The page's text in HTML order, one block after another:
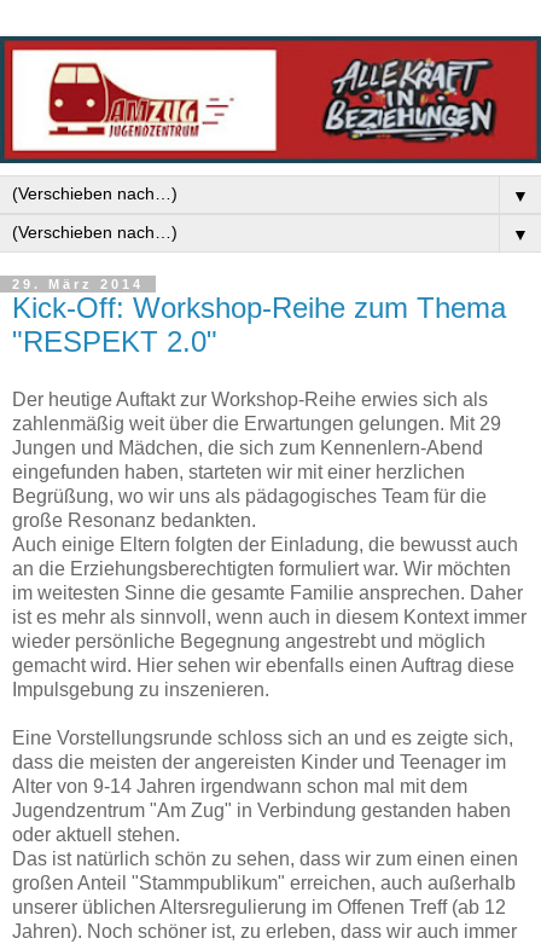
▼
▼
29. März 2014
Kick-Off: Workshop-Reihe zum Thema
"RESPEKT 2.0"
Der heutige Auftakt zur Workshop-Reihe erwies sich als
zahlenmäßig weit über die Erwartungen gelungen. Mit 29
Jungen und Mädchen, die sich zum Kennenlern-Abend
eingefunden haben, starteten wir mit einer herzlichen
Begrüßung, wo wir uns als pädagogisches Team für die
große Resonanz bedankten.
Auch einige Eltern folgten der Einladung, die bewusst auch
an die Erziehungsberechtigten formuliert war. Wir möchten
im weitesten Sinne die gesamte Familie ansprechen. Daher
ist es mehr als sinnvoll, wenn auch in diesem Kontext immer
wieder persönliche Begegnung angestrebt und möglich
gemacht wird. Hier sehen wir ebenfalls einen Auftrag diese
Impulsgebung zu inszenieren.
Eine Vorstellungsrunde schloss sich an und es zeigte sich,
dass die meisten der angereisten Kinder und Teenager im
Alter von 9-14 Jahren irgendwann schon mal mit dem
Jugendzentrum "Am Zug" in Verbindung gestanden haben
oder aktuell stehen.
Das ist natürlich schön zu sehen, dass wir zum einen einen
großen Anteil "Stammpublikum" erreichen, auch außerhalb
unserer üblichen Altersregulierung im Offenen Treff (ab 12
Jahren). Noch schöner ist, zu erleben, dass wir auch immer